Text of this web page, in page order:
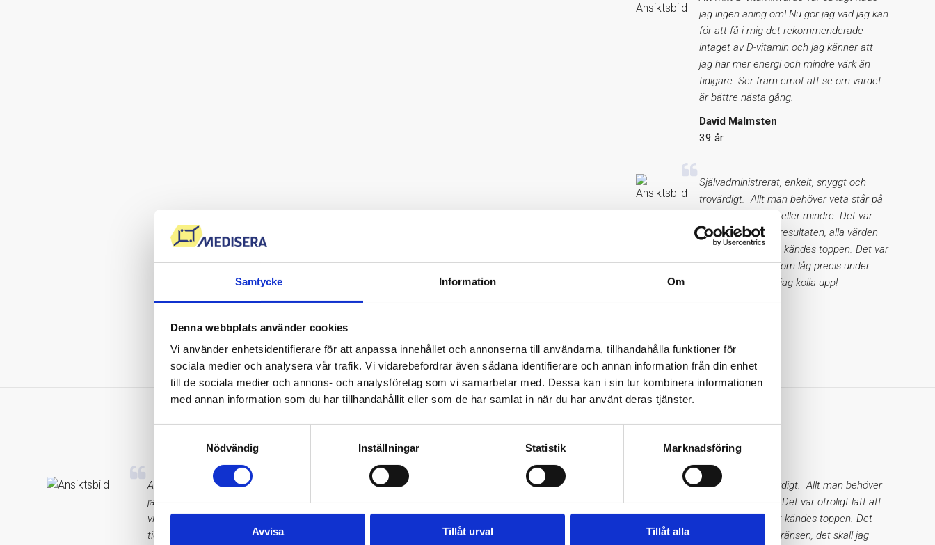
Samtycke Information Om
Denna webbplats använder cookies
Vi använder enhetsidentifierare för att anpassa innehållet och annonserna till användarna, tillhandahålla funktioner för
sociala medier och analysera vår trafik. Vi vidarebefordrar även sådana identifierare och annan information från din enhet
till de sociala medier och annons- och analysföretag som vi samarbetar med. Dessa kan i sin tur kombinera informationen
med annan information som du har tillhandahållit eller som de har samlat in när du har använt deras tjänster.
Nödvändig
Inställningar Statistik Marknadsföring
Avvisa Tillåt urval Tillåt alla
jag ingen aning om! Nu gör jag vad jag kan
för att få i mig det rekommenderade
intaget av D-vitamin och jag känner att
jag har mer energi och mindre värk än
tidigare. Ser fram emot att se om värdet
är bättre nästa gång.
David Malmsten
39 år
Självadministrerat, enkelt, snyggt och
trovärdigt. Allt man behöver veta står på
sidan, varken mer eller mindre. Det var
otroligt lätt att se resultaten, alla värden
såg bra ut och det kändes toppen. Det var
endast ett värde som låg precis under
gränsen, det skall jag kolla upp!
Lena Svenberg
Att mitt D-vitaminvärde var så lågt hade jag ingen aning om! Nu gör
jag vad jag kan för att få i mig det rekommenderade intaget av D-
vitamin och jag känner att jag har mer energi och mindre värk än
tidigare. Ser fram emot att se om värdet är bättre nästa gång.
Självadministrerat, enkelt, snyggt och trovärdigt. Allt man behöver
veta står på sidan, varken mer eller mindre. Det var otroligt lätt att
se resultaten, alla värden såg bra ut och det kändes toppen. Det
var endast ett värde som låg precis under gränsen, det skall jag